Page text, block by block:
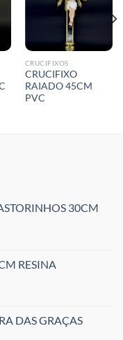
CRUCIFIXOS
CRUCIFIXO
RAIADO 45CM
PVC
30CM
RESINA
DAS GRAÇAS